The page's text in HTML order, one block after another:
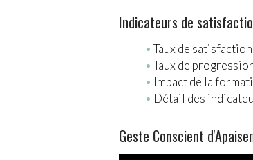
Indicateurs de
Taux de
Taux de
Impact de la
Détail des
Geste Conscient